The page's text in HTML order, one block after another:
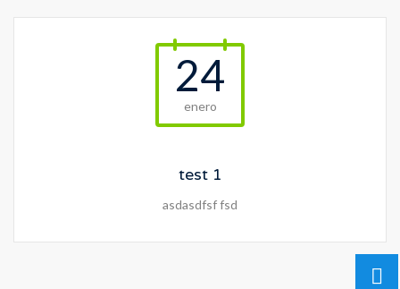
24
enero
test 1
asdasdfsf fsd